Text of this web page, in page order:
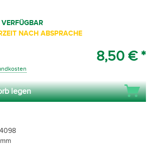
VERFÜGBAR
NACH ABSPRACHE
8,50 € *
legen